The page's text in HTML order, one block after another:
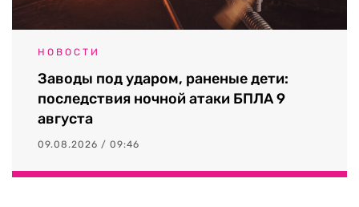
НОВОСТИ
Заводы под ударом, раненые дети:
последствия ночной атаки БПЛА 9
августа
09.08.2026 / 09:46